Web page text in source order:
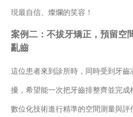
現最自信、燦爛的笑容！
案例二：不拔牙矯正，預留空
亂齒
這位患者來到診所時，同時受到牙齒
擾，希望能一次把牙齒排整齊並完成
數位化技術進行精準的空間測量與